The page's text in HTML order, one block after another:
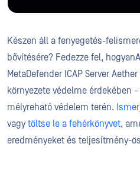
Készen áll a fenyegetés-
bővítésére? Fedezze fel,
MetaDefender ICAP Server
környezete védelme érdekében
mélyreható védelem terén.
vagytöltse le a fehérkönyvet,
eredményeket és teljesítmény-